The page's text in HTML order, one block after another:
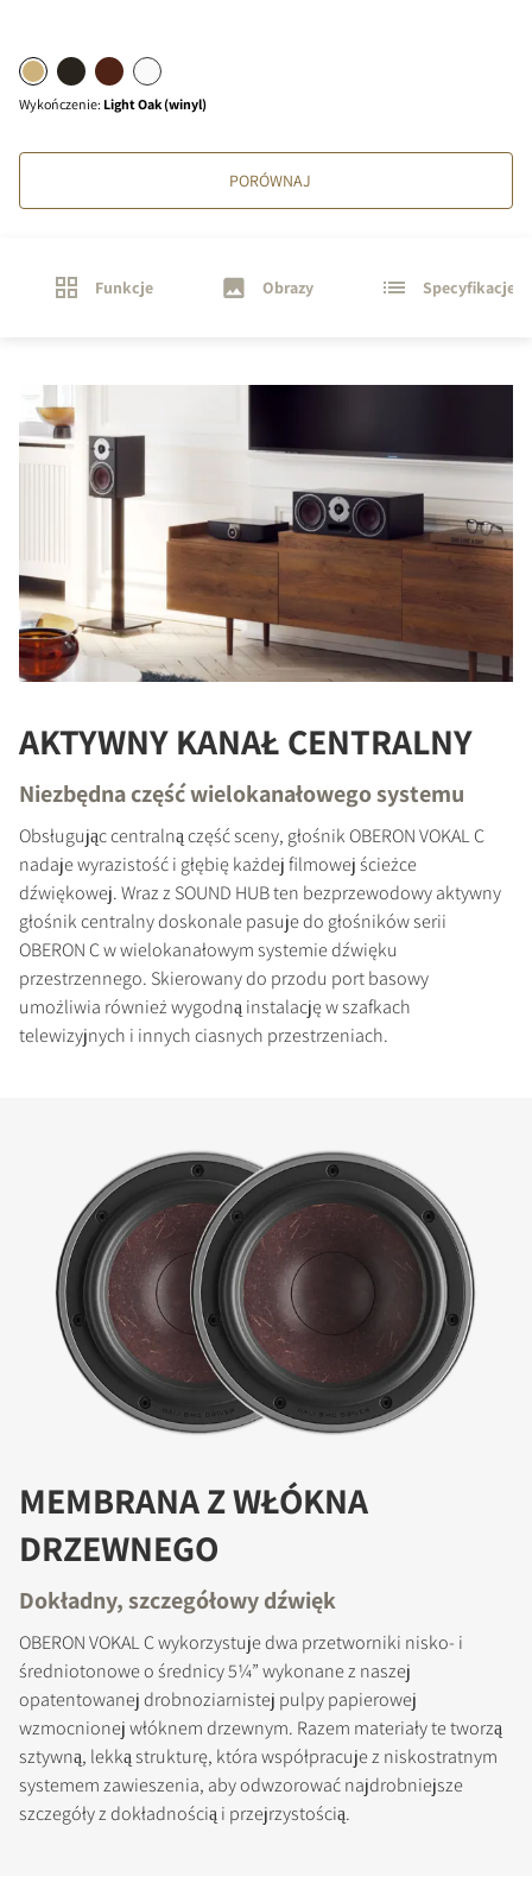
Wykończenie: Light Oak (winyl)
PORÓWNAJ
Funkcje Obrazy Specyfikacje
AKTYWNY KANAŁ CENTRALNY
Niezbędna część wielokanałowego systemu
Obsługując centralną część sceny, głośnik OBERON VOKAL C
nadaje wyrazistość i głębię każdej filmowej ścieżce
dźwiękowej. Wraz z SOUND HUB ten bezprzewodowy aktywny
głośnik centralny doskonale pasuje do głośników serii
OBERON C w wielokanałowym systemie dźwięku
przestrzennego. Skierowany do przodu port basowy
umożliwia również wygodną instalację w szafkach
telewizyjnych i innych ciasnych przestrzeniach.
MEMBRANA Z WŁÓKNA
DRZEWNEGO
Dokładny, szczegółowy dźwięk
OBERON VOKAL C wykorzystuje dwa przetworniki nisko- i
średniotonowe o średnicy 5¼” wykonane z naszej
opatentowanej drobnoziarnistej pulpy papierowej
wzmocnionej włóknem drzewnym. Razem materiały te tworzą
sztywną, lekką strukturę, która współpracuje z niskostratnym
systemem zawieszenia, aby odwzorować najdrobniejsze
szczegóły z dokładnością i przejrzystością.